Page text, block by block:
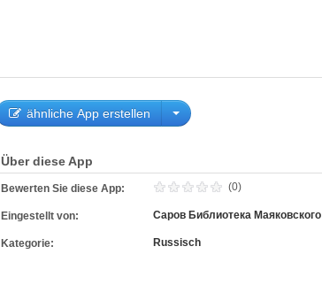
ähnliche App erstellen
Über diese App
Bewerten Sie diese App: (0)
Eingestellt von: Саров Библиотека Маяковского
Kategorie: Russisch